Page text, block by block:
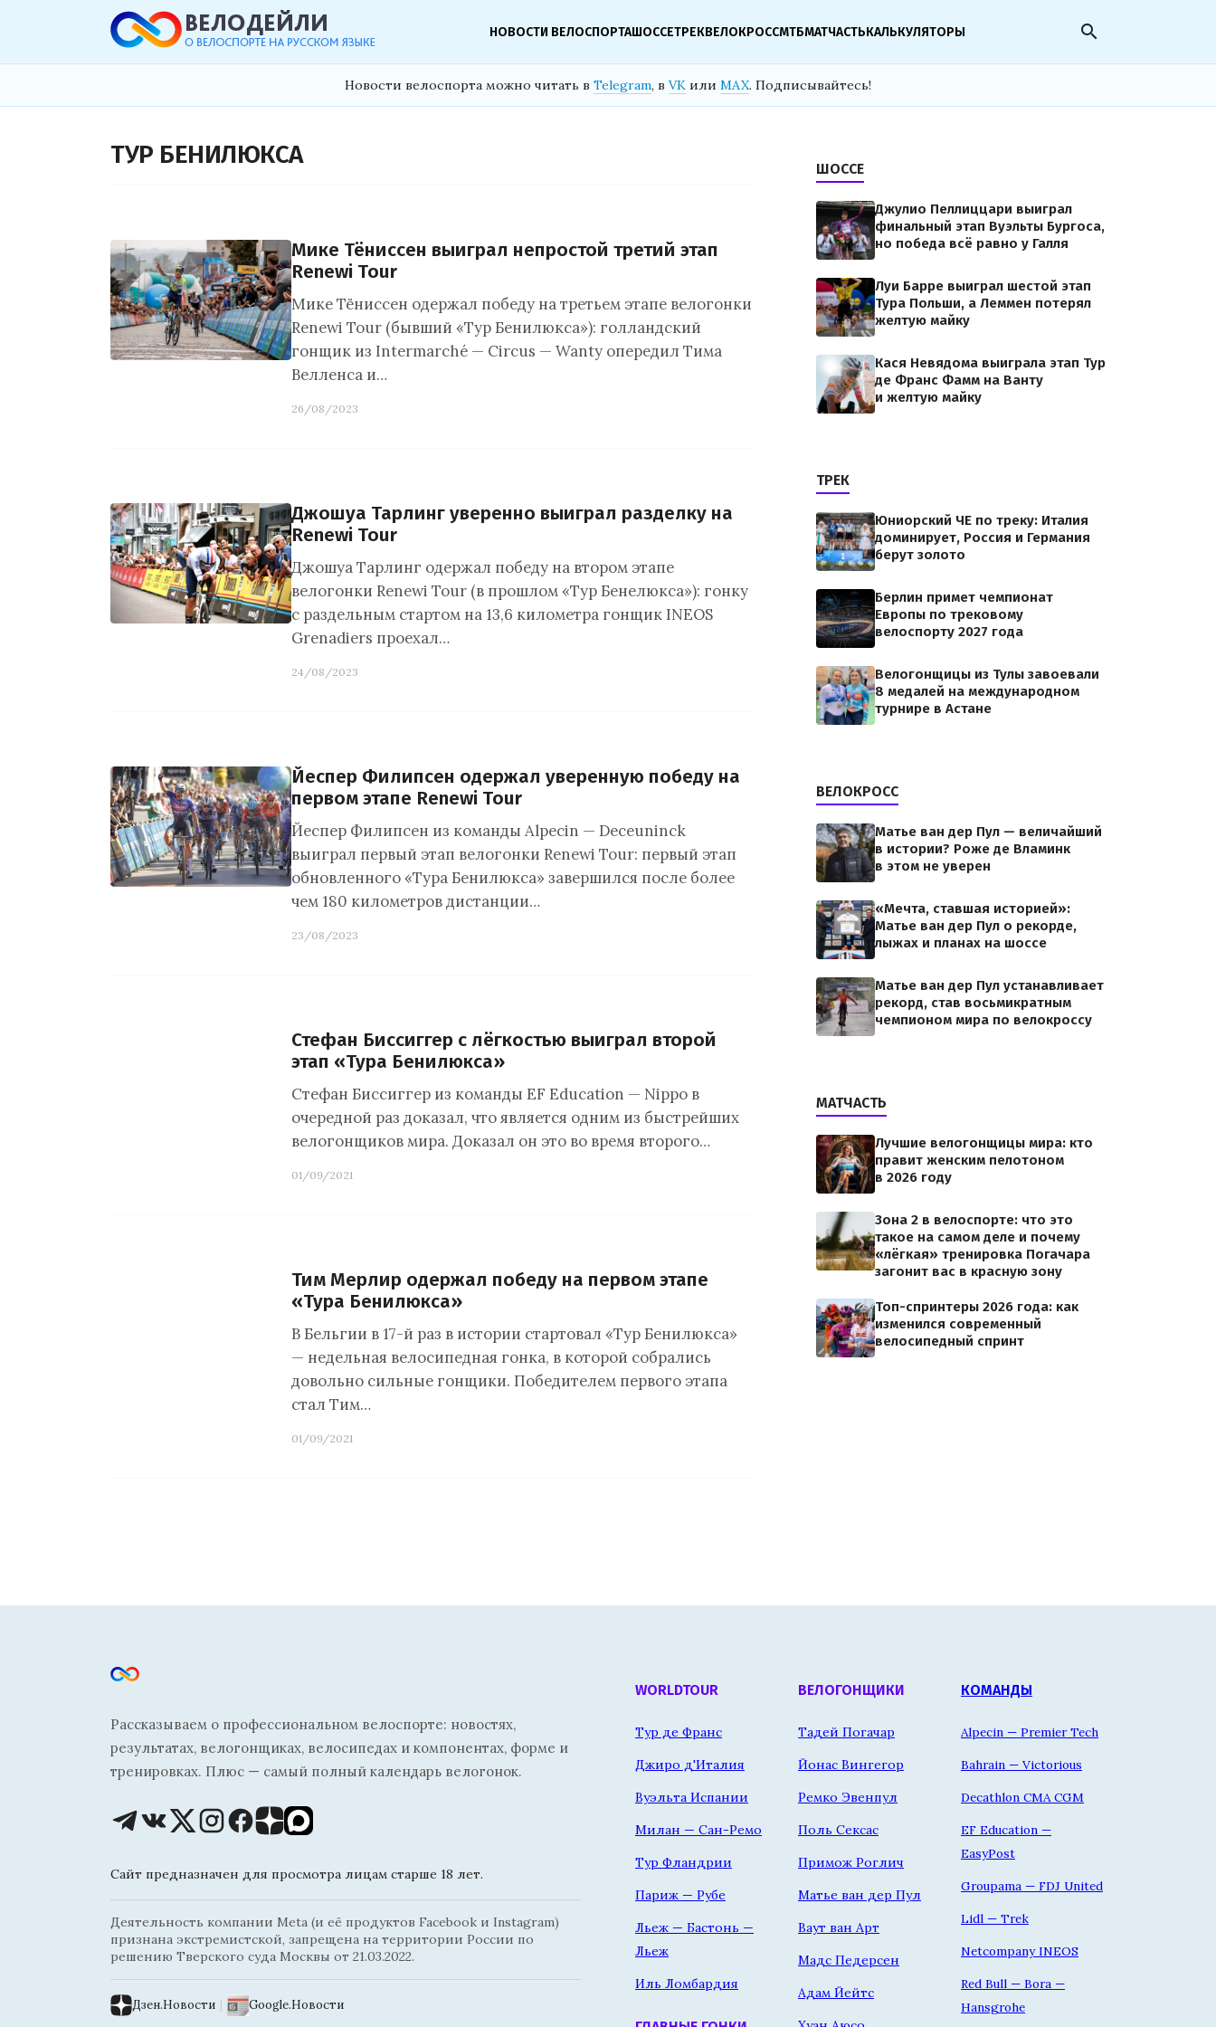
НОВОСТИ ВЕЛОСПОРТАШОССЕТРЕКВЕЛОКРОССМТБМАТЧАСТЬКАЛЬКУЛЯТОРЫ search
Новости велоспорта можно читать в Telegram, в VK или MAX. Подписывайтесь!
ТУР БЕНИЛЮКСА
Мике Тёниссен выиграл непростой третий этап
Renewi Tour
Мике Тёниссен одержал победу на третьем этапе велогонки
Renewi Tour (бывший «Тур Бенилюкса»): голландский
гонщик из Intermarché — Circus — Wanty опередил Тима
Велленса и…
26/08/2023
Джошуа Тарлинг уверенно выиграл разделку на
Renewi Tour
Джошуа Тарлинг одержал победу на втором этапе
велогонки Renewi Tour (в прошлом «Тур Бенелюкса»): гонку
с раздельным стартом на 13,6 километра гонщик INEOS
Grenadiers проехал…
24/08/2023
Йеспер Филипсен одержал уверенную победу на
первом этапе Renewi Tour
Йеспер Филипсен из команды Alpecin — Deceuninck
выиграл первый этап велогонки Renewi Tour: первый этап
обновленного «Тура Бенилюкса» завершился после более
чем 180 километров дистанции…
23/08/2023
Стефан Биссиггер с лёгкостью выиграл второй
этап «Тура Бенилюкса»
Стефан Биссиггер из команды EF Education — Nippo в
очередной раз доказал, что является одним из быстрейших
велогонщиков мира. Доказал он это во время второго…
01/09/2021
Тим Мерлир одержал победу на первом этапе
«Тура Бенилюкса»
В Бельгии в 17-й раз в истории стартовал «Тур Бенилюкса»
— недельная велосипедная гонка, в которой собрались
довольно сильные гонщики. Победителем первого этапа
стал Тим…
01/09/2021
ШОССЕ
Джулио Пеллиццари выиграл
финальный этап Вуэльты Бургоса,
но победа всё равно у Галля
Луи Барре выиграл шестой этап
Тура Польши, а Леммен потерял
желтую майку
Кася Невядома выиграла этап Тур
де Франс Фамм на Ванту
и желтую майку
ТРЕК
Юниорский ЧЕ по треку: Италия
доминирует, Россия и Германия
берут золото
Берлин примет чемпионат
Европы по трековому
велоспорту 2027 года
Велогонщицы из Тулы завоевали
8 медалей на международном
турнире в Астане
ВЕЛОКРОСС
Матье ван дер Пул — величайший
в истории? Роже де Вламинк
в этом не уверен
«Мечта, ставшая историей»:
Матье ван дер Пул о рекорде,
лыжах и планах на шоссе
Матье ван дер Пул устанавливает
рекорд, став восьмикратным
чемпионом мира по велокроссу
МАТЧАСТЬ
Лучшие велогонщицы мира: кто
правит женским пелотоном
в 2026 году
Зона 2 в велоспорте: что это
такое на самом деле и почему
«лёгкая» тренировка Погачара
загонит вас в красную зону
Топ-спринтеры 2026 года: как
изменился современный
велосипедный спринт
Рассказываем о профессиональном велоспорте: новостях,
результатах, велогонщиках, велосипедах и компонентах, форме и
тренировках. Плюс — самый полный календарь велогонок.
Сайт предназначен для просмотра лицам старше 18 лет.
Деятельность компании Meta (и её продуктов Facebook и Instagram)
признана экстремистской, запрещена на территории России по
решению Тверского суда Москвы от 21.03.2022.
Дзен.Новости | Google.Новости
WORLDTOUR
Тур де Франс
Джиро д'Италия
Вуэльта Испании
Милан — Сан-Ремо
Тур Фландрии
Париж — Рубе
Льеж — Бастонь —
Льеж
Иль Ломбардия
ВЕЛОГОНЩИКИ
Тадей Погачар
Йонас Вингегор
Ремко Эвенпул
Поль Сексас
Примож Роглич
Матье ван дер Пул
Ваут ван Арт
Мадс Педерсен
Адам Йейтс
КОМАНДЫ
Alpecin — Premier Tech
Bahrain — Victorious
Decathlon CMA CGM
EF Education —
EasyPost
Groupama — FDJ United
Lidl — Trek
Netcompany INEOS
Red Bull — Bora —
Hansgrohe